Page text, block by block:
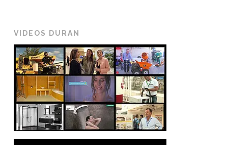
VIDEOS DURAN